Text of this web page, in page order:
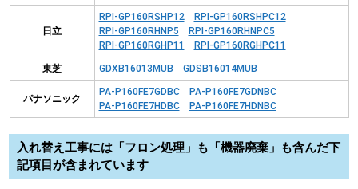
日立
RPI-GP160RSHP12
RPI-GP160RSHPC12
RPI-GP160RHNP5
RPI-GP160RHNPC5
RPI-GP160RGHP11
RPI-GP160RGHPC11
東芝 GDXB16013MUB GDSB16014MUB
パナソニック
PA-P160FE7GDBC
PA-P160FE7GDNBC
PA-P160FE7HDBC
PA-P160FE7HDNBC
入れ替え工事には「フロン処理」も「機器廃棄」も含んだ下
記項目が含まれています